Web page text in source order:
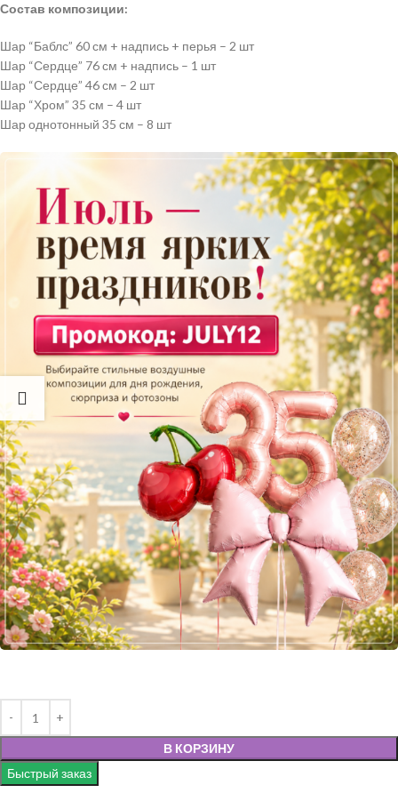
Состав композиции:
Шар “Баблс” 60 см + надпись + перья – 2 шт
Шар “Сердце” 76 см + надпись – 1 шт
Шар “Сердце” 46 см – 2 шт
Шар “Хром” 35 см – 4 шт
Шар однотонный 35 см – 8 шт
В КОРЗИНУ
Быстрый заказ